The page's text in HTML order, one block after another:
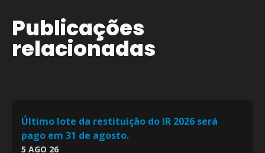
Publicações
relacionadas
Último lote da restituição do IR 2026 será
pago em 31 de agosto.
5 AGO 26